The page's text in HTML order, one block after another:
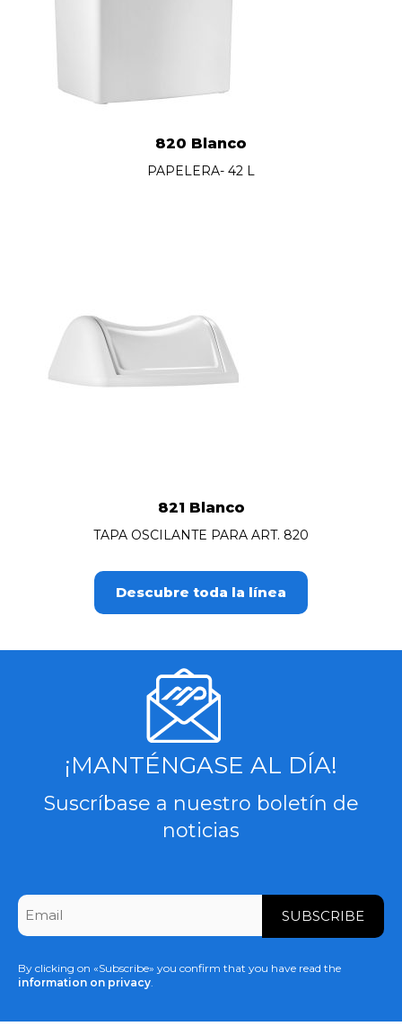
820 Blanco
PAPELERA- 42 L
821 Blanco
TAPA OSCILANTE PARA ART. 820
Descubre toda la línea
¡MANTÉNGASE AL DÍA!
Suscríbase a nuestro boletín de
noticias
Email
By clicking on «Subscribe» you confirm that you have read the
information on privacy